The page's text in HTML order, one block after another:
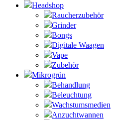
Headshop
Raucherzubehör
Grinder
Bongs
Digitale Waagen
Vape
Zubehör
Mikrogrün
Behandlung
Beleuchtung
Wachstumsmedien
Anzuchtwannen